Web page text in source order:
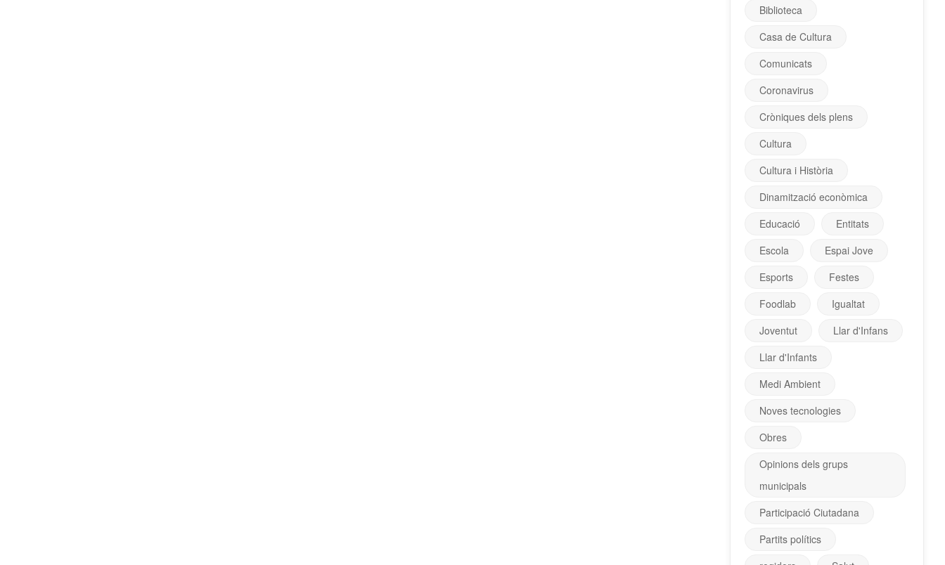
Biblioteca
Casa de Cultura
Comunicats
Coronavirus
Cròniques dels plens
Cultura
Cultura i Història
Dinamització econòmica
Educació
Entitats
Escola
Espai Jove
Esports
Festes
Foodlab
Igualtat
Joventut
Llar d'Infans
Llar d'Infants
Medi Ambient
Noves tecnologies
Obres
Opinions dels grups
municipals
Participació Ciutadana
Partits polítics